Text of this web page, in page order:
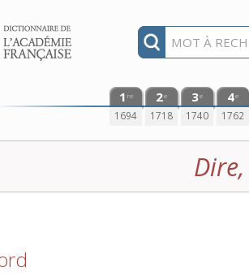
contenu
1 re
1694
2e
1718
3e
1740
4e
1762